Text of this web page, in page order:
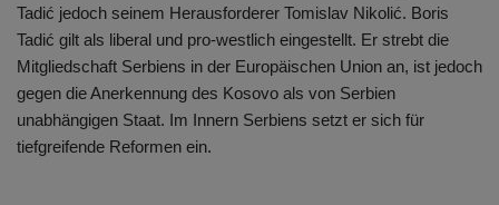
Tadić jedoch seinem Herausforderer Tomislav Nikolić. Boris
Tadić gilt als liberal und pro-westlich eingestellt. Er strebt die
Mitgliedschaft Serbiens in der Europäischen Union an, ist jedoch
gegen die Anerkennung des Kosovo als von Serbien
unabhängigen Staat. Im Innern Serbiens setzt er sich für
tiefgreifende Reformen ein.